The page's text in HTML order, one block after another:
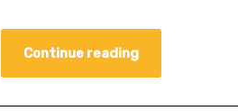
Continue reading